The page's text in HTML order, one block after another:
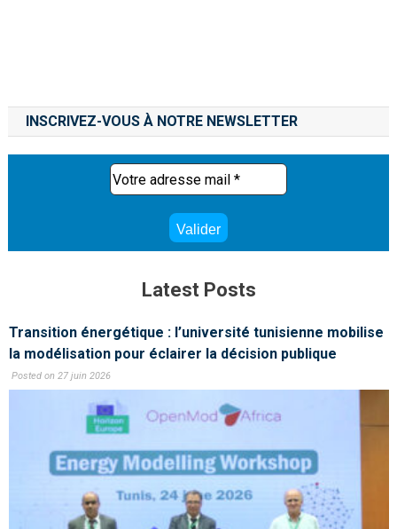
INSCRIVEZ-VOUS À NOTRE NEWSLETTER
Latest Posts
Transition énergétique : l’université tunisienne mobilise
la modélisation pour éclairer la décision publique
Posted on 27 juin 2026